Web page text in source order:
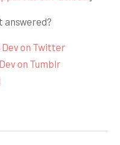
answered?
Dev on Twitter
on Tumblr